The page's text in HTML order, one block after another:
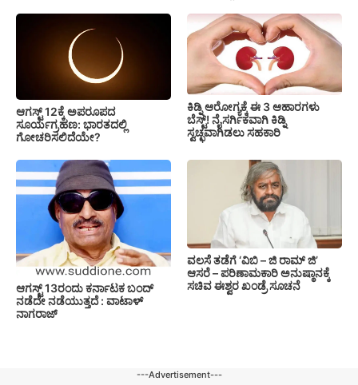
ಆಗಸ್ಟ್ 12ಕ್ಕೆ ಅಪರೂಪದ
ಸೂರ್ಯಗ್ರಹಣ: ಭಾರತದಲ್ಲಿ
ಗೋಚರಿಸಲಿದೆಯೇ?
ಕಿಡ್ನಿ ಆರೋಗ್ಯಕ್ಕೆ ಈ 3 ಆಹಾರಗಳು
ಬೆಸ್ಟ್‌! ನೈಸರ್ಗಿಕವಾಗಿ ಕಿಡ್ನಿ
ಸ್ವಚ್ಛವಾಗಿಡಲು ಸಹಕಾರಿ
ಆಗಸ್ಟ್ 13ರಂದು ಕರ್ನಾಟಕ ಬಂದ್
ನಡೆದೇ ನಡೆಯುತ್ತದೆ : ವಾಟಾಳ್
ನಾಗರಾಜ್
ವಲಸೆ ತಡೆಗೆ ‘ವಿಬಿ – ಜಿ ರಾಮ್ ಜಿ’
ಆಸರೆ – ಪರಿಣಾಮಕಾರಿ ಅನುಷ್ಠಾನಕ್ಕೆ
ಸಚಿವ ಈಶ್ವರ ಖಂಡ್ರೆ ಸೂಚನೆ
---Advertisement---